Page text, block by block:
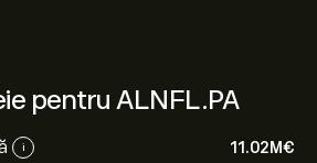
pentru ALNFL.PA
i 11.02M‎€‎